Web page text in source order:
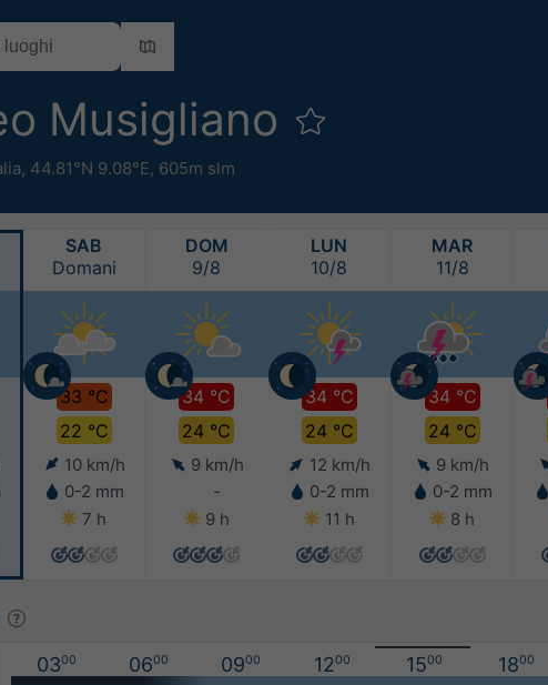
Musigliano
, 44.81°N 9.08°E, 605m slm
SAB
Domani
33 °C
22 °C
10 km/h
0-2 mm
7 h
DOM
9/8
34 °C
24 °C
9 km/h
-
9 h
LUN
10/8
34 °C
24 °C
12 km/h
0-2 mm
11 h
MAR
11/8
34 °C
24 °C
9 km/h
0-2 mm
8 h
0300 0600 0900 1200 1500 1800